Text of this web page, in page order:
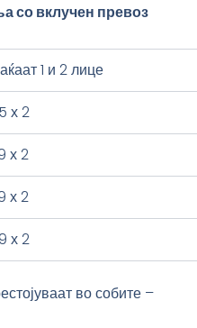
со вклучен превоз
1 и 2 лице
х 2
х 2
х 2
х 2
во собите –